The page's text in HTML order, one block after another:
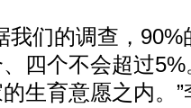
们的调查，90%
四个不会超过
生育意愿之内。”